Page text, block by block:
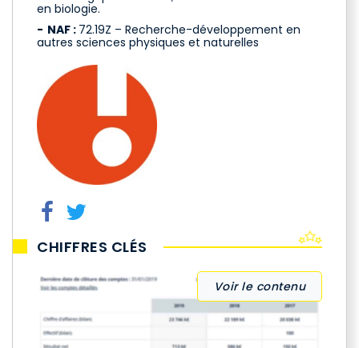
en biologie.
NAF : 72.19Z – Recherche-développement en
autres sciences physiques et naturelles
CHIFFRES CLÉS
Voir le contenu